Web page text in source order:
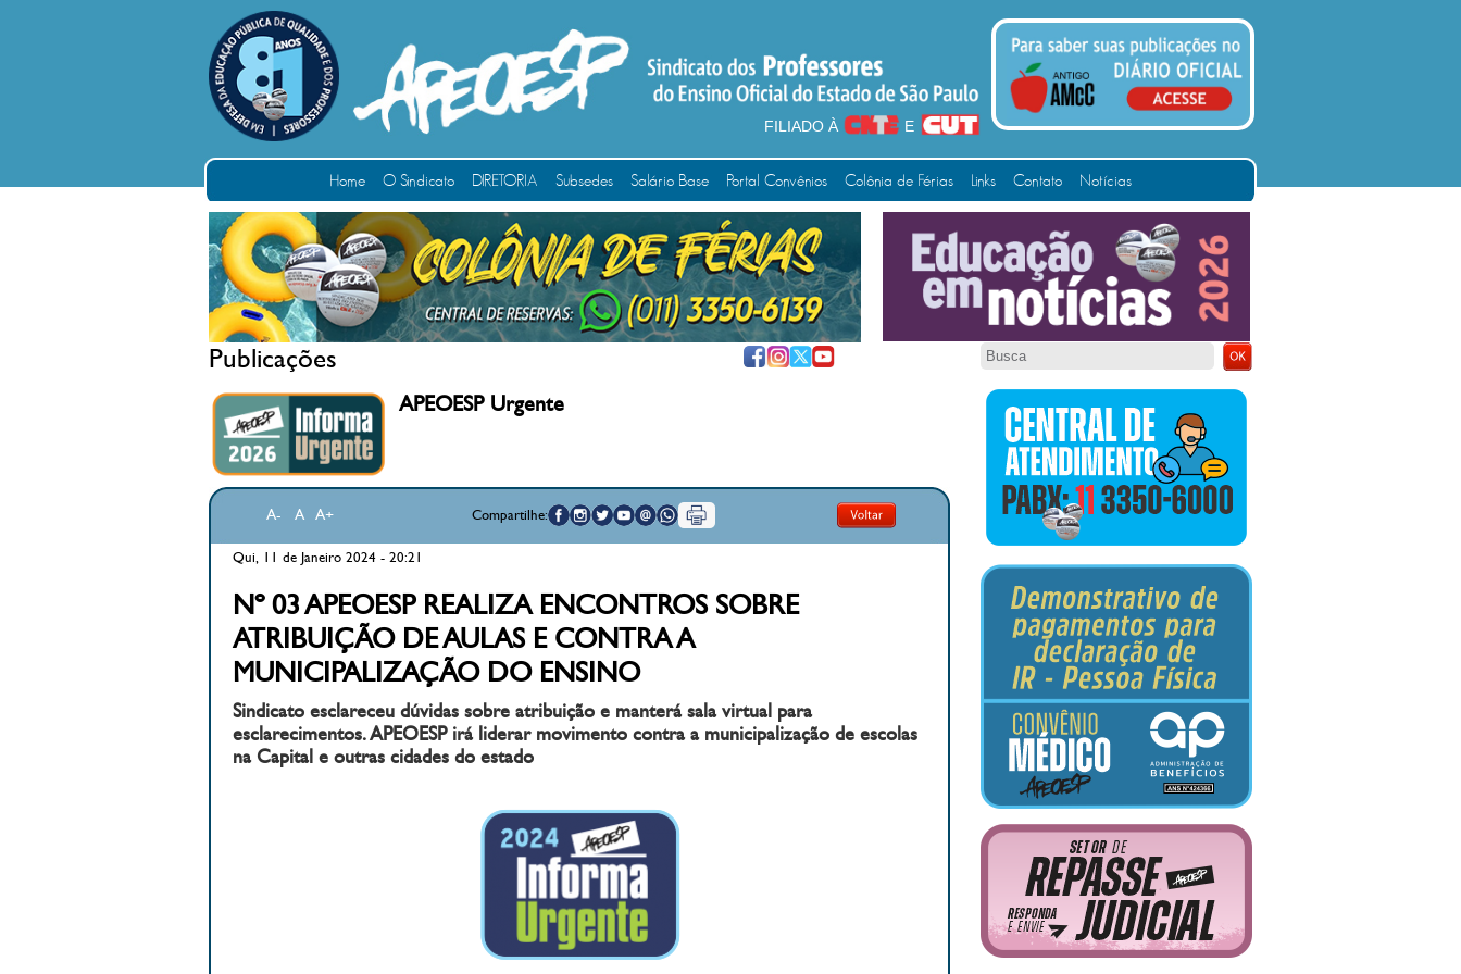
FILIADO À E
Home O Sindicato DIRETORIA Subsedes Salário Base Portal Convênios Colônia de Férias Links Contato Notícias
Publicações
APEOESP Urgente
A- A A+ Compartilhe:
Qui, 11 de Janeiro 2024 - 20:21
Nº 03 APEOESP REALIZA ENCONTROS SOBRE
ATRIBUIÇÃO DE AULAS E CONTRA A
MUNICIPALIZAÇÃO DO ENSINO
Sindicato esclareceu dúvidas sobre atribuição e manterá sala virtual para
esclarecimentos. APEOESP irá liderar movimento contra a municipalização de escolas
na Capital e outras cidades do estado